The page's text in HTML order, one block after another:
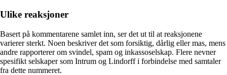
Ulike reaksjoner
Basert på kommentarene samlet inn, ser det ut til at reaksjonene
varierer sterkt. Noen beskriver det som forsiktig, dårlig eller mas, mens
andre rapporterer om svindel, spam og inkassoselskap. Flere nevner
spesifikt selskaper som Intrum og Lindorff i forbindelse med samtaler
fra dette nummeret.